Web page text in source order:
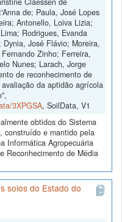
de; Paula, José Lopes
Antonello, Loiva Lizia;
Rodrigues, Evanda
José Flávio; Moreira,
Zinho; Ferreira,
Nunes; Larach, Jorge
de reconhecimento de
da aptidão agrícola
3XPGSA, SoilData, V1
obtidos do Sistema
construído e mantido pela
Informática Agropecuária
Reconhecimento de Média
solos do Estado do